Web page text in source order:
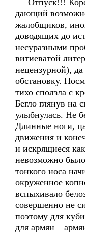
Отпуск!!!
дающий
жалобщиков,
доводящих до
несуразными
витиеватой
нецензурной),
обстановку.
тихо сползла с
Бегло глянув на
улыбнулась. Не
Длинные ноги,
движения и
и искрящиеся
невозможно
тонкого носа
окруженное
вспыхивало
совершенно не
поэтому для
для армян –